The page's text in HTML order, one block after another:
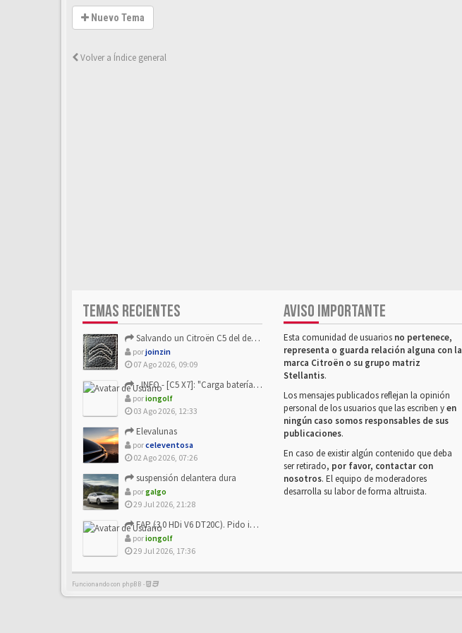
Nuevo Tema
Volver a Índice general
TEMAS RECIENTES
Salvando un Citroën C5 del desguace: Presentación y seguimiento
porjoinzin
07 Ago 2026, 09:09
- INFO - [C5 X7]: "Carga batería o alimentación eléctri...
poriongolf
03 Ago 2026, 12:33
Elevalunas
porceleventosa
02 Ago 2026, 07:26
suspensión delantera dura
porgalgo
29 Jul 2026, 21:28
FAP (3.0 HDi V6 DT20C). Pido info sobre su sustitución
poriongolf
29 Jul 2026, 17:36
AVISO IMPORTANTE
Esta comunidad de usuarios no pertenece,
representa o guarda relación alguna con la
marca Citroën o su grupo matriz
Stellantis.
Los mensajes publicados reflejan la opinión
personal de los usuarios que las escriben yen
ningún caso somos responsables de sus
publicaciones.
En caso de existir algún contenido que deba
ser retirado, por favor, contactar con
nosotros. El equipo de moderadores
desarrolla su labor de forma altruista.
Funcionando con phpBB -